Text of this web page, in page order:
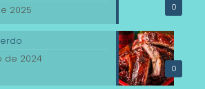
0
2025
0
de 2024